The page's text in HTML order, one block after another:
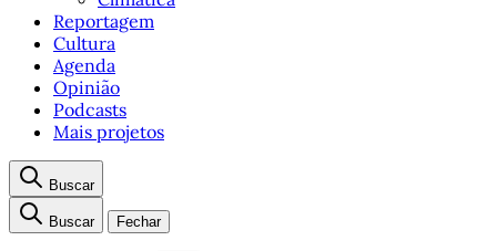
Reportagem
Cultura
Agenda
Opinião
Podcasts
Mais projetos
Buscar
Buscar Fechar